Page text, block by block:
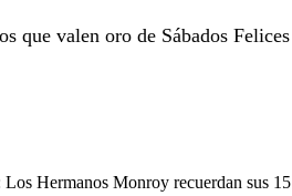
que valen oro de Sábados Felices
Hermanos Monroy recuerdan sus 15